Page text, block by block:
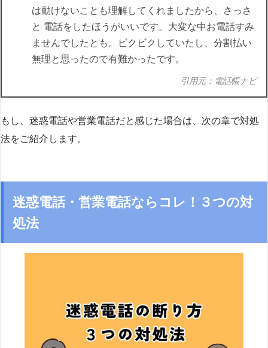
は動けないことも理解してくれましたから、さっさ
と 電話をしたほうがいいです。大変な中お電話すみ
ませんでしたとも。ビクビクしていたし、分割払い
無理と思ったので有難かったです。
引用元：電話帳ナビ
もし、迷惑電話や営業電話だと感じた場合は、次の章で対処
法をご紹介します。
迷惑電話・営業電話ならコレ！３つの対
処法